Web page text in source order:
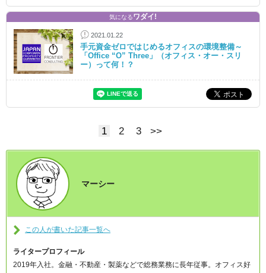
気になるワダイ!
2021.01.22
手元資金ゼロではじめるオフィスの環境整備～
「Office “O” Three」（オフィス・オー・スリ
ー）って何！？
1 2 3 >>
マーシー
この人が書いた記事一覧へ
ライタープロフィール
2019年入社。金融・不動産・製薬などで総務業務に長年従事。オフィス好